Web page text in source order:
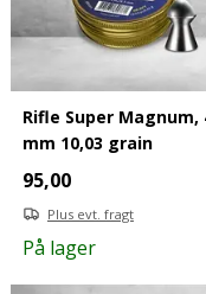
Rifle Super Magnum,
mm 10,03 grain
95,00
Plus evt. fragt
På lager